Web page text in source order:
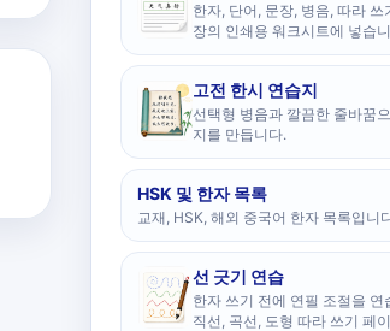
한자, 단어, 문장, 병음, 따라 쓰
장의 인쇄용 워크시트에 넣습
고전 한시 연습지
선택형 병음과 깔끔한 줄바꿈
지를 만듭니다.
HSK 및 한자 목록
교재, HSK, 해외 중국어 한자 목록입니
선 긋기 연습
한자 쓰기 전에 연필 조절을 연
직선, 곡선, 도형 따라 쓰기 페